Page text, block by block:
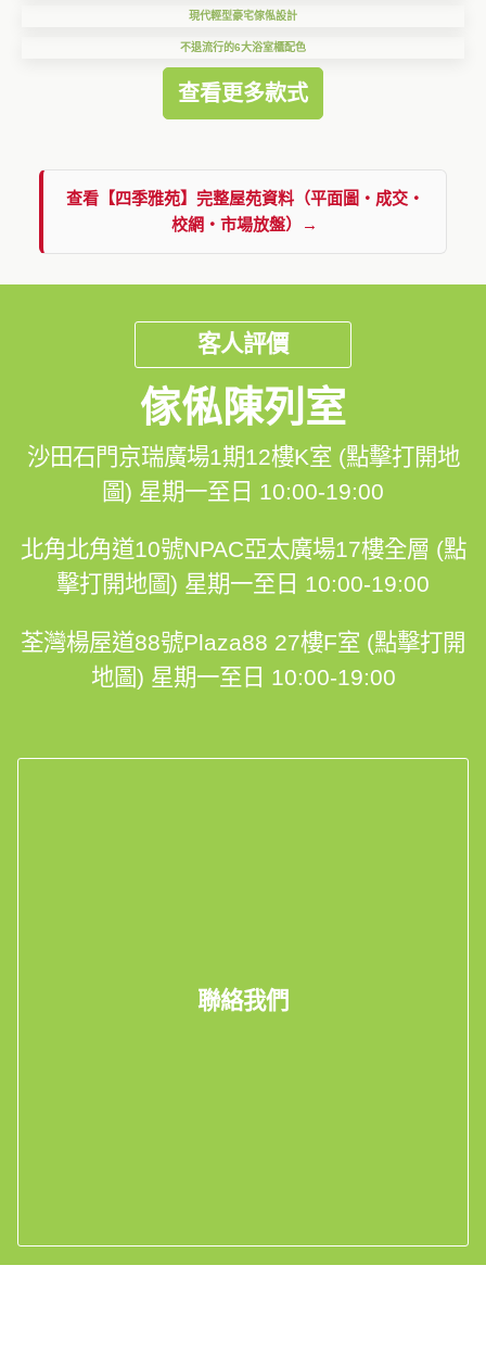
現代輕型豪宅傢俬設計
不退流行的6大浴室櫃配色
查看更多款式
查看【四季雅苑】完整屋苑資料（平面圖・成交・
校網・市場放盤）→
客人評價
傢俬陳列室
沙田石門京瑞廣場1期12樓K室 (點擊打開地
圖) 星期一至日 10:00-19:00
北角北角道10號NPAC亞太廣場17樓全層 (點
擊打開地圖) 星期一至日 10:00-19:00
荃灣楊屋道88號Plaza88 27樓F室 (點擊打開
地圖) 星期一至日 10:00-19:00
聯絡我們